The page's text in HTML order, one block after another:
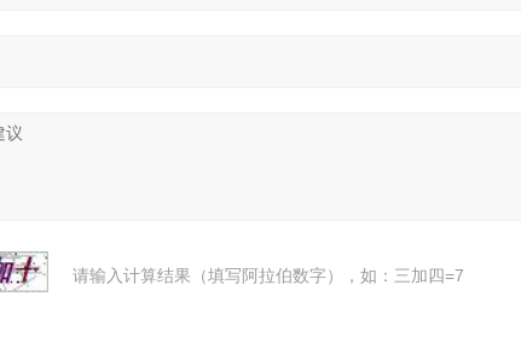
请输入计算结果（填写阿拉伯数字），如：三加四=7